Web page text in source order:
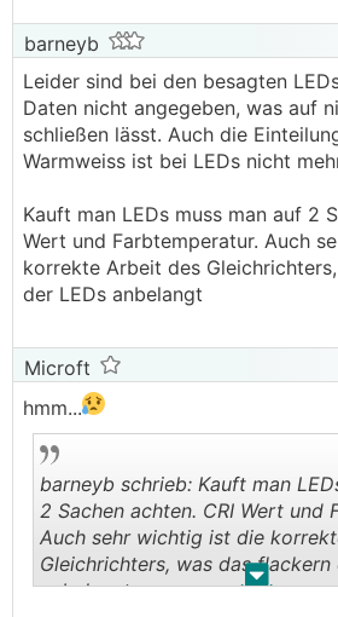
barneyb
Leider sind bei den besagten
Daten nicht angegeben, was auf
schließen lässt. Auch die
Warmweiss ist bei LEDs nicht
Kauft man LEDs muss man auf 2
Wert und Farbtemperatur. Auch
korrekte Arbeit des
der LEDs anbelangt
Microft
hmm...
. .
barneyb schrieb: Kauft man
2 Sachen achten. CRI Wert und
Auch sehr wichtig ist die
Gleichrichters, was das flackern
anbelangt